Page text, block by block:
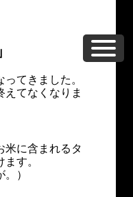
てきました。
えてなくなりま
米に含まれるタ
す。
）